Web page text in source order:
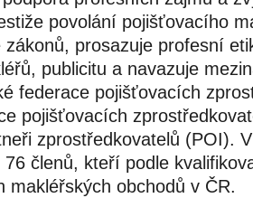
povolání pojišťovacího
prosazuje profesní
publicitu a navazuje
federace pojišťovacích
pojišťovacích
zprostředkovatelů (POI).
členů, kteří podle
makléřských obchodů v ČR.